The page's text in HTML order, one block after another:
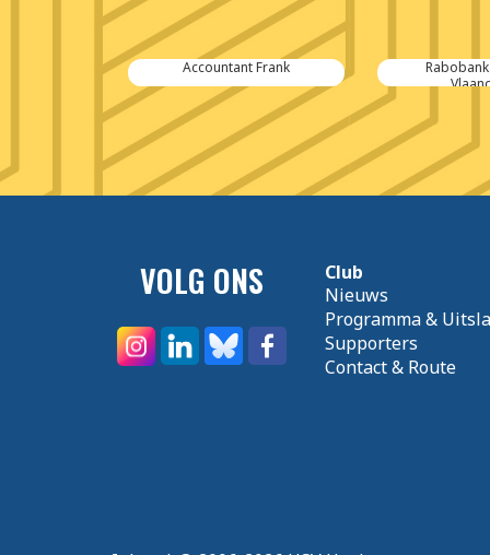
Accountant Frank
VOLG ONS
Club
Nieuws
Programma &
Supporters
Contact & Route